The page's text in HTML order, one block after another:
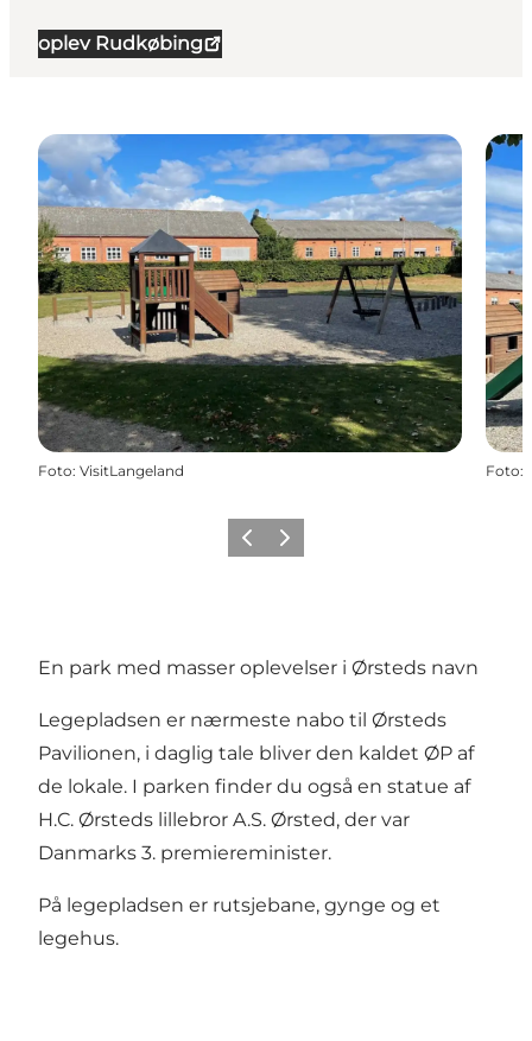
oplev Rudkøbing
Foto: VisitLangeland Foto:
ForrigeNæste
En park med masser oplevelser i Ørsteds navn
Legepladsen er nærmeste nabo til Ørsteds
Pavilionen, i daglig tale bliver den kaldet ØP af
de lokale. I parken finder du også en statue af
H.C. Ørsteds lillebror A.S. Ørsted, der var
Danmarks 3. premiereminister.
På legepladsen er rutsjebane, gynge og et
legehus.